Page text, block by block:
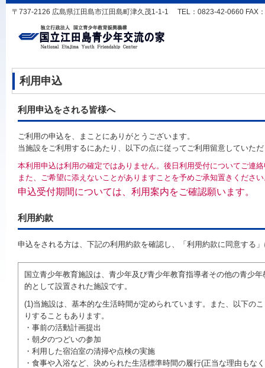
〒737-2126 広島県江田島市江田島町津久茂1-1-1 TEL：0823-42-0660 FAX
利用申込
利用申込をされる皆様へ
ご利用の申込を、まことにありがとうございます。
当施設をご利用するにあたり、以下の点に従ってご利用留意していた
本利用申込は利用の確定ではありません。後日利用受付についてご連
また、ご希望に添えないことがありますことを予めご承知置きくださ
申込受付期間については、利用案内をご確認願います。
利用約款
申込をされる方は、下記の利用約款を確認し、「利用約款に同意する
国立青少年教育施設は、青少年及び青少年教育指導者その他の青少
的として設置された施設です。
(1)当施設は、基本的な生活時間が定められています。また、以下の
りすることもあります。
・事前の活動計画提出
・朝夕のつどいの参加
・利用した宿泊室の清掃や点検の実施
・食事や入浴など、決められた生活標準時間の履行(正当な理由も